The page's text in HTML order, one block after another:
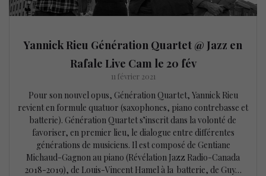
Yannick Rieu Génération Quartet @ Jazz en
Rafale Live Cam le 20 fév
11 février 2021
Pour son nouvel opus, Génération Quartet, Yannick Rieu
revient en formule quatuor (saxophones, piano contrebasse et
batterie). Génération Quartet s’inscrit dans la volonté de
favoriser, en premier lieu, le dialogue entre différentes
générations de musiciens. Il est composé de Gentiane
Michaud-Gagnon au piano (Révélation Jazz Radio-Canada
2018-2019), de Louis-Vincent Hamel à la batterie, de Guy…